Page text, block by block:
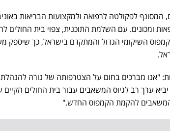
מרפאות ומכונים. עם השלמת התוכנית, צפוי בית
השיקומי הגדול והמתקדם בישראל, כך שיספק
"אנו מברכים בחום על הצטרפותה של נורה להנהלת
יביא ערך רב לגיוס המשאבים עבור בית החולים
המשאבים להקמת הקמפוס החדש."